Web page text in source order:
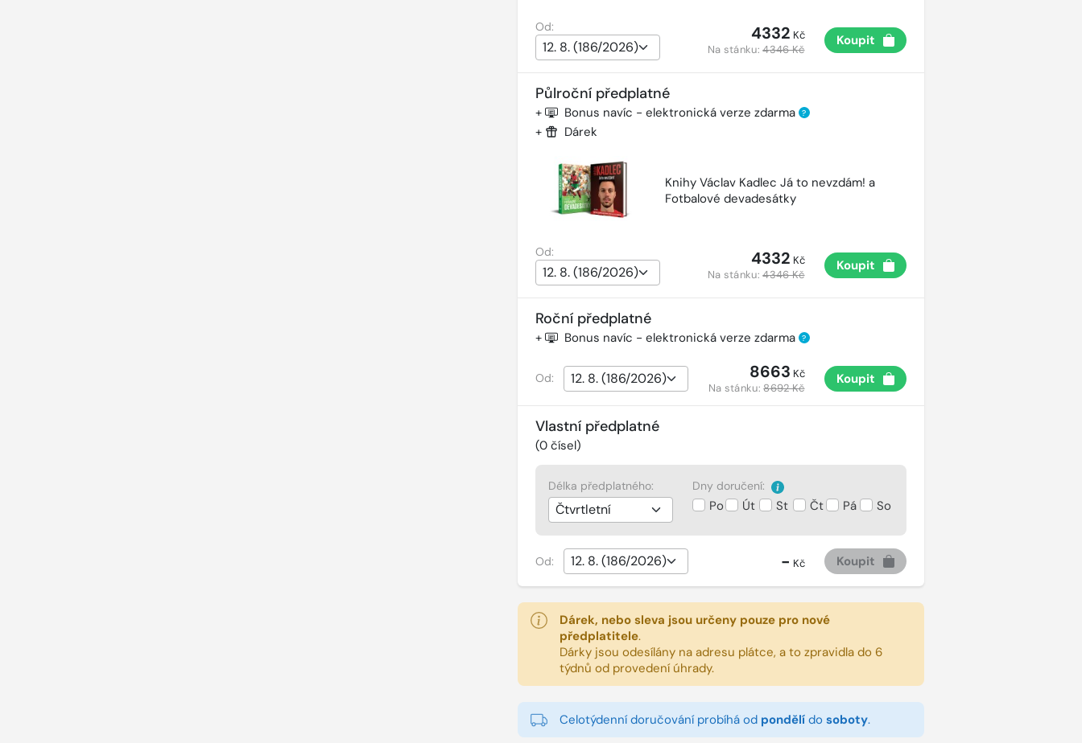
Od: 4332 Kč
Na stánku:4346 Kč
Koupit
Půlroční předplatné
+ Bonus navíc - elektronická verze zdarma ?
+ Dárek
Knihy Václav Kadlec Já to nevzdám! a
Fotbalové devadesátky
Od: 4332 Kč
Na stánku:4346 Kč
Koupit
Roční předplatné
+ Bonus navíc - elektronická verze zdarma ?
Od: 8663 Kč
Na stánku:8692 Kč
Koupit
Vlastní předplatné
(0čísel)
Délka předplatného: Dny doručení:
Po Út St Čt Pá So
Od: - Kč Koupit
Dárek, nebo sleva jsou určeny pouze pro nové
předplatitele.
Dárky jsou odesílány na adresu plátce, a to zpravidla do 6
týdnů od provedení úhrady.
Celotýdenní doručování probíhá od pondělído soboty.